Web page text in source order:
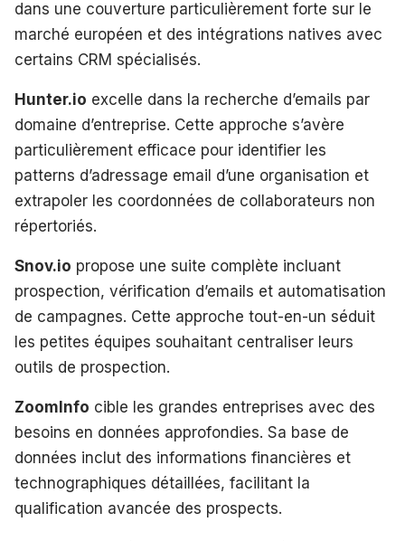
dans une couverture particulièrement forte sur le
marché européen et des intégrations natives avec
certains CRM spécialisés.
Hunter.io excelle dans la recherche d’emails par
domaine d’entreprise. Cette approche s’avère
particulièrement efficace pour identifier les
patterns d’adressage email d’une organisation et
extrapoler les coordonnées de collaborateurs non
répertoriés.
Snov.io propose une suite complète incluant
prospection, vérification d’emails et automatisation
de campagnes. Cette approche tout-en-un séduit
les petites équipes souhaitant centraliser leurs
outils de prospection.
ZoomInfo cible les grandes entreprises avec des
besoins en données approfondies. Sa base de
données inclut des informations financières et
technographiques détaillées, facilitant la
qualification avancée des prospects.